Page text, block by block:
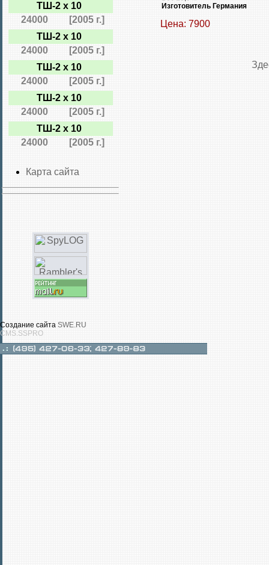
ТШ-2 х 10
24000
[2005 г.]
ТШ-2 х 10
24000
[2005 г.]
ТШ-2 х 10
24000
[2005 г.]
ТШ-2 х 10
24000
[2005 г.]
ТШ-2 х 10
24000
[2005 г.]
Карта сайта
Создание сайта SWE.RU
CMS.SSPRO
Изготовитель Германия
Цена: 7900